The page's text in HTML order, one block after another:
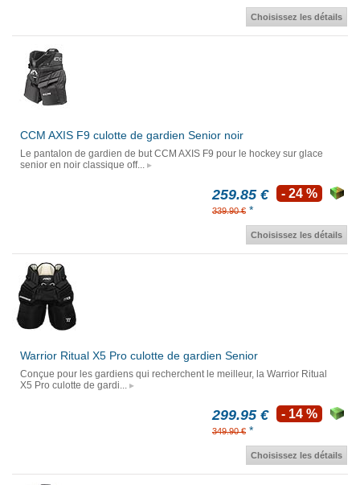
Choisissez les détails
CCM AXIS F9 culotte de gardien Senior noir
Le pantalon de gardien de but CCM AXIS F9 pour le hockey sur glace
senior en noir classique off...
259.85 €
339.90 € *
- 24 %
Choisissez les détails
Warrior Ritual X5 Pro culotte de gardien Senior
Conçue pour les gardiens qui recherchent le meilleur, la Warrior Ritual
X5 Pro culotte de gardi...
299.95 €
349.90 € *
- 14 %
Choisissez les détails